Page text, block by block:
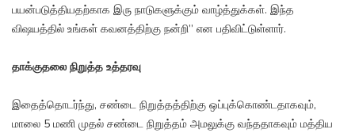
பயன்படுத்தியதற்காக இரு நாடுகளுக்கும் வாழ்த்துக்கள். இந்த
விஷயத்தில் உங்கள் கவனத்திற்கு நன்றி” என பதிவிட்டுள்ளார்.
தாக்குதலை நிறுத்த உத்தரவு
இதைத்தொடர்ந்து, சண்டை நிறுத்தத்திற்கு ஒப்புக்கொண்டதாகவும்,
மாலை 5 மணி முதல் சண்டை நிறுத்தம் அமலுக்கு வந்ததாகவும் மத்திய